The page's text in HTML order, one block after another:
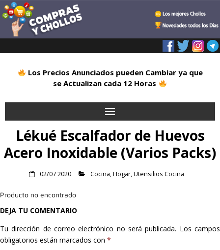
Los Precios Anunciados pueden Cambiar ya que
se Actualizan cada 12 Horas
Inicio
Alimentación
Deportes
Hogar
Lékué Escalfador de Huevos
Acero Inoxidable (Varios Packs)
02/07 2020 Cocina,Hogar,Utensilios Cocina
Producto no encontrado
DEJA TU COMENTARIO
Tu dirección de correo electrónico no será publicada. Los campos
obligatorios están marcados con *